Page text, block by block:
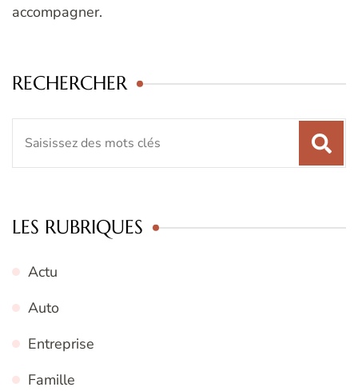
accompagner.
RECHERCHER
LES RUBRIQUES
Actu
Auto
Entreprise
Famille